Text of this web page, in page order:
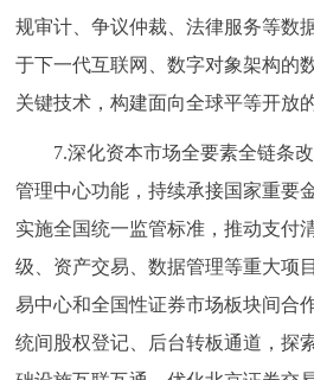
规审计、争议仲裁、法律服务等数
于下一代互联网、数字对象架构的
关键技术，构建面向全球平等开放
7.深化资本市场全要素全链条改
管理中心功能，持续承接国家重要
实施全国统一监管标准，推动支付
级、资产交易、数据管理等重大项
易中心和全国性证券市场板块间合
统间股权登记、后台转板通道，探